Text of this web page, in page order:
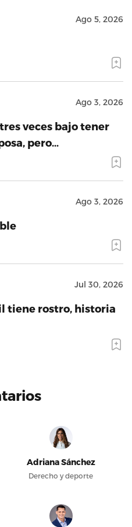
Ago 5, 2026
Ago 3, 2026
veces bajo tener
pero…
Ago 3, 2026
Jul 30, 2026
tiene rostro, historia
Adriana Sánchez
Derecho y deporte